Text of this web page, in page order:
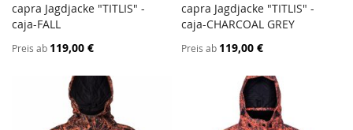
In den Warenkorb
HINZUFÜGEN
capra Jagdjacke "TITLIS" -
caja-FALL
Preis ab 119,00 €
In den Warenkorb
capra Jagdjacke "TITLIS" -
caja-CHARCOAL GREY
Preis ab 119,00 €